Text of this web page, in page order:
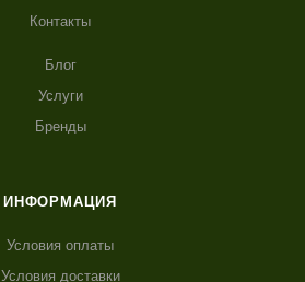
Контакты
Блог
Услуги
Бренды
ИНФОРМАЦИЯ
Условия оплаты
Условия доставки